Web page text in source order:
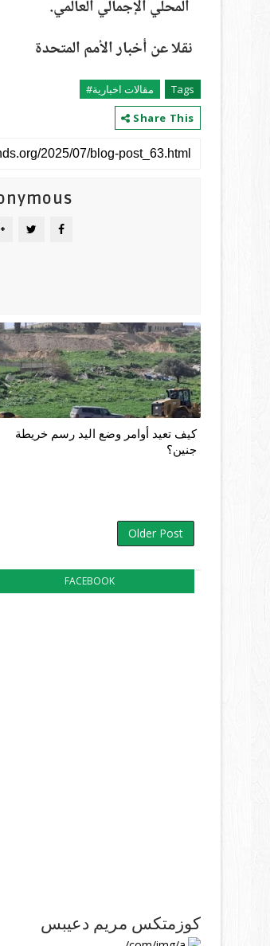
المحلي الإجمالي العالمي.
نقلا عن أخبار الأمم المتحدة
Tags
مقالات اخبارية#
Share This
كيف تعيد أوامر وضع اليد رسم خريطة
جنين؟
Older Post
FACEBOOK
كوزمتكس مريم دعيبس